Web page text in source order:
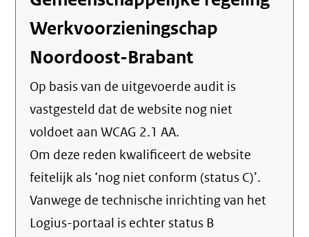
Werkvoorzieningschap
Noordoost-Brabant
Op basis van de uitgevoerde audit is
vastgesteld dat de website nog niet
voldoet aan WCAG 2.1 AA.
Om deze reden kwalificeert de website
feitelijk als ‘nog niet conform (status C)’.
Vanwege de technische inrichting van het
Logius-portaal is echter status B